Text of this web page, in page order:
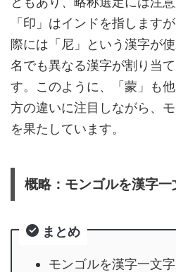
「印」はインドを指します
際には「尼」という漢字が
名でも異なる漢字が割り当
す。このように、「蒙」も
方の違いに注目しながら、
を果たしています。
概略：モンゴルを漢字一
まとめ
モンゴルを漢字一文